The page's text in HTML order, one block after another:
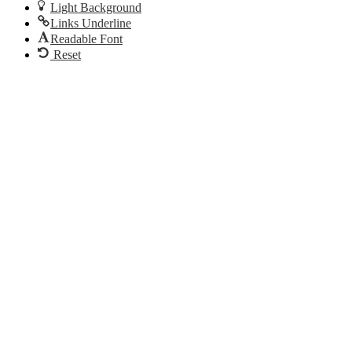
Light Background
Links Underline
Readable Font
Reset